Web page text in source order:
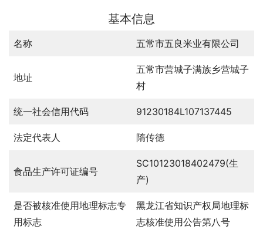
基本信息
名称 五常市五良米业有限公司
地址
五常市营城子满族乡营城子
村
统一社会信用代码 91230184L107137445
法定代表人 隋传德
食品生产许可证编号
SC10123018402479(生
产)
是否被核准使用地理标志专
用标志
黑龙江省知识产权局地理标
志核准使用公告第八号